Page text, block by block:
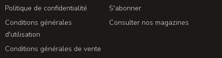
Politique de confidentialité
Conditions générales
d'utilisation
Conditions générales de vente
S'abonner
Consulter nos magazines